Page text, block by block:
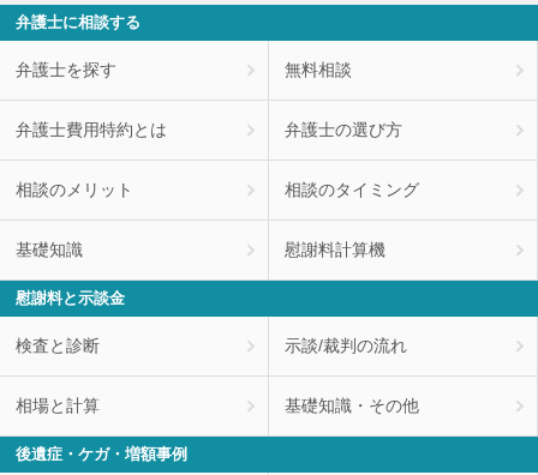
弁護士に相談する
弁護士を探す 無料相談
弁護士費用特約とは 弁護士の選び方
相談のメリット 相談のタイミング
基礎知識 慰謝料計算機
慰謝料と示談金
検査と診断 示談/裁判の流れ
相場と計算 基礎知識・その他
後遺症・ケガ・増額事例